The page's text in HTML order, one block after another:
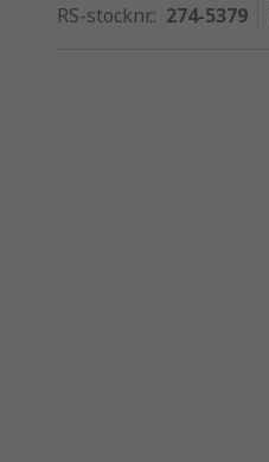
RS-stocknr.: 274-5379